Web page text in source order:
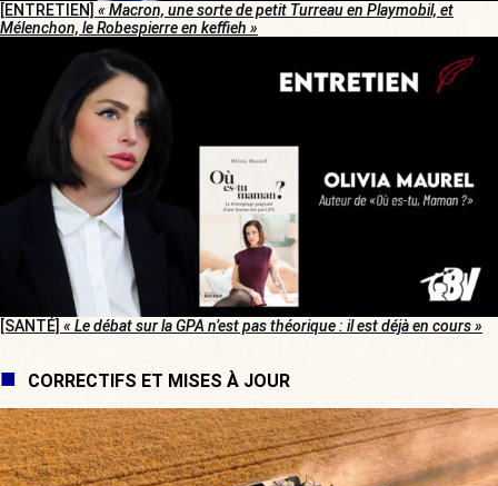
[ENTRETIEN] « Macron, une sorte de petit Turreau en Playmobil, et
Mélenchon, le Robespierre en keffieh »
[SANTÉ] « Le débat sur la GPA n’est pas théorique : il est déjà en cours »
CORRECTIFS ET MISES À JOUR